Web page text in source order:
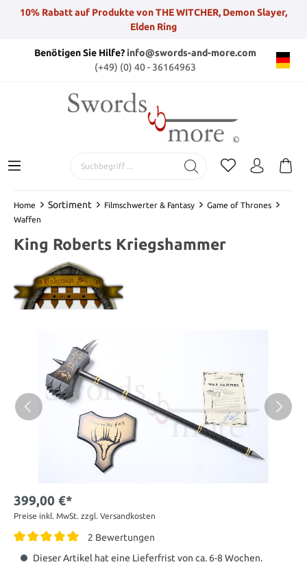
10% Rabatt auf Produkte von THE WITCHER, Demon Slayer,
Elden Ring
Benötigen Sie Hilfe?info@swords-and-more.com
(+49) (0) 40 - 36164963
Home Sortiment Filmschwerter & Fantasy
Game of Thrones
Waffen
King Roberts Kriegshammer
399,00 €*
Preise inkl. MwSt. zzgl. Versandkosten
2 Bewertungen
Dieser Artikel hat eine Lieferfrist von ca. 6-8 Wochen.